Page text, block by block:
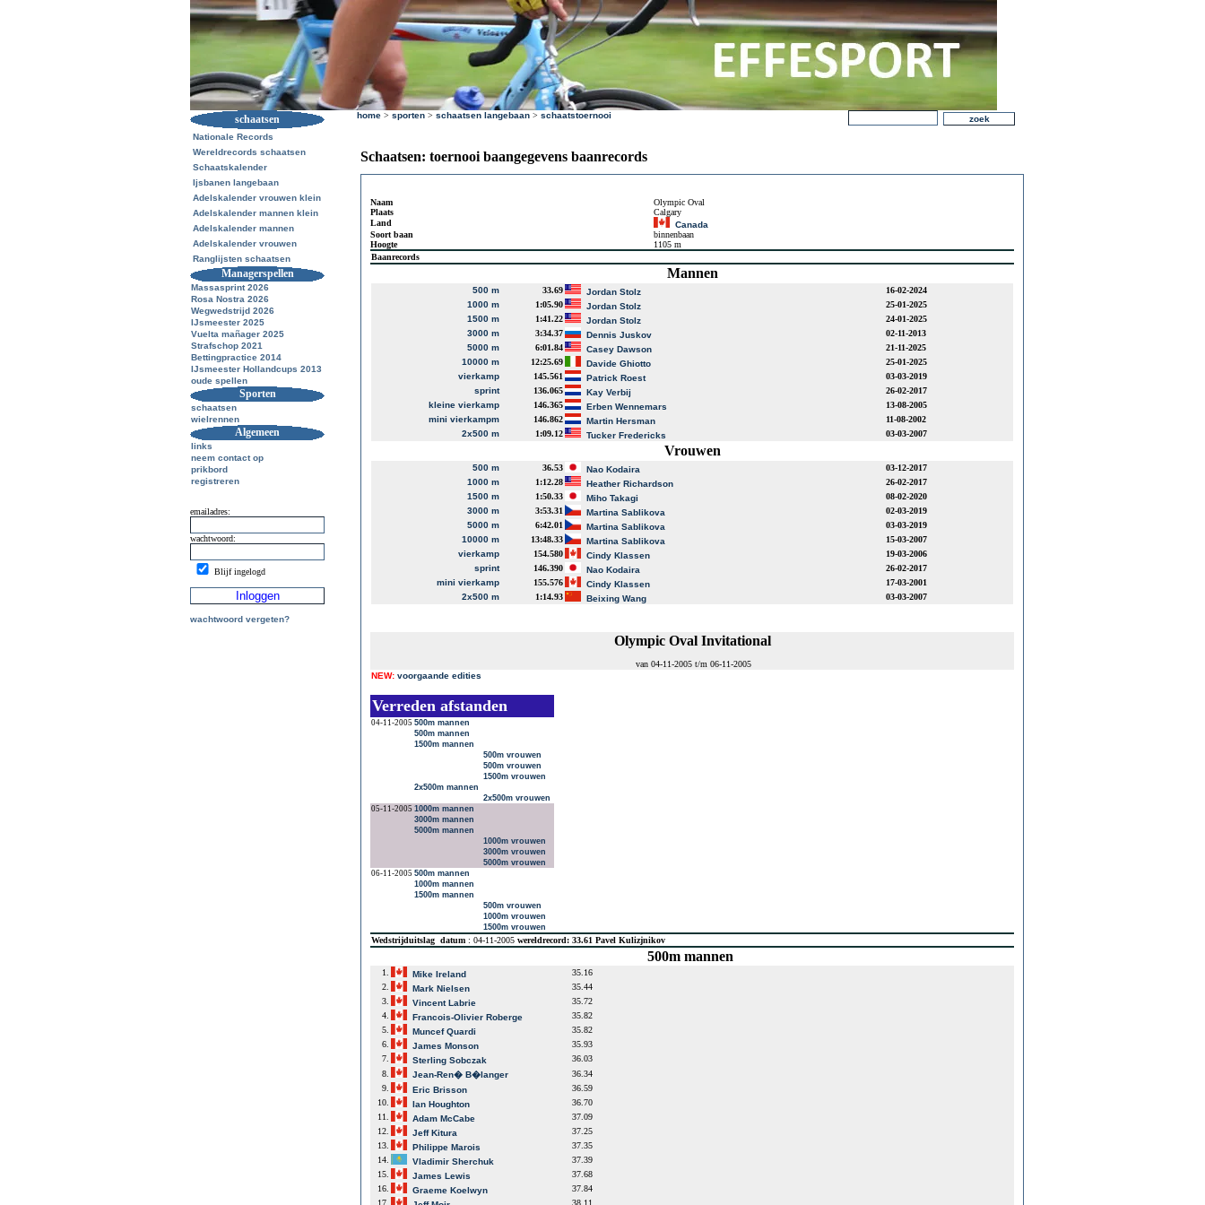
schaatsen
Nationale Records
Wereldrecords schaatsen
Schaatskalender
Ijsbanen langebaan
Adelskalender vrouwen klein
Adelskalender mannen klein
Adelskalender mannen
Adelskalender vrouwen
Ranglijsten schaatsen
Managerspellen
Massasprint 2026
Rosa Nostra 2026
Wegwedstrijd 2026
IJsmeester 2025
Vuelta mañager 2025
Strafschop 2021
Bettingpractice 2014
IJsmeester Hollandcups 2013
oude spellen
Sporten
schaatsen
wielrennen
Algemeen
links
neem contact op
prikbord
registreren
emailadres:
wachtwoord:
Blijf ingelogd
wachtwoord vergeten?
home > sporten > schaatsen langebaan > schaatstoernooi
Schaatsen: toernooi baangegevens baanrecords
Naam
Olympic Oval
Plaats
Calgary
Land
Canada
Soort baan
binnenbaan
Hoogte
1105 m
Baanrecords
Mannen
500 m 33.69 Jordan Stolz
16-02-2024
1000 m
1:05.90 Jordan Stolz
25-01-2025
1500 m
1:41.22 Jordan Stolz
24-01-2025
3000 m
3:34.37 Dennis Juskov
02-11-2013
5000 m
6:01.84 Casey Dawson
21-11-2025
10000 m
12:25.69 Davide Ghiotto
25-01-2025
vierkamp
145.561 Patrick Roest
03-03-2019
sprint
136.065 Kay Verbij
26-02-2017
kleine vierkamp
146.365 Erben Wennemars
13-08-2005
mini vierkampm
146.862 Martin Hersman
11-08-2002
2x500 m
1:09.12 Tucker Fredericks 03-03-2007
Vrouwen
500 m 36.53 Nao Kodaira
03-12-2017
1000 m
1:12.28 Heather Richardson
26-02-2017
1500 m
1:50.33 Miho Takagi
08-02-2020
3000 m
3:53.31 Martina Sablikova
02-03-2019
5000 m
6:42.01 Martina Sablikova
03-03-2019
10000 m
13:48.33 Martina Sablikova
15-03-2007
vierkamp
154.580 Cindy Klassen
19-03-2006
sprint
146.390 Nao Kodaira
26-02-2017
mini vierkamp
155.576 Cindy Klassen
17-03-2001
2x500 m
1:14.93 Beixing Wang 03-03-2007
Olympic Oval Invitational
van 04-11-2005 t/m 06-11-2005
NEW: voorgaande edities
Verreden afstanden
04-11-2005 500m mannen
500m mannen
1500m mannen
500m vrouwen
500m vrouwen
1500m vrouwen
2x500m mannen
2x500m vrouwen
05-11-2005 1000m mannen
3000m mannen
5000m mannen
1000m vrouwen
3000m vrouwen
5000m vrouwen
06-11-2005 500m mannen
1000m mannen
1500m mannen
500m vrouwen
1000m vrouwen
1500m vrouwen
Wedstrijduitslag datum : 04-11-2005 wereldrecord: 33.61 Pavel Kulizjnikov
500m mannen
1. Mike Ireland
35.16
2.
Mark Nielsen
35.44
3.
Vincent Labrie
35.72
4.
Francois-Olivier Roberge
35.82
5.
Muncef Quardi
35.82
6.
James Monson
35.93
7.
Sterling Sobczak
36.03
8.
Jean-Ren� B�langer
36.34
9.
Eric Brisson
36.59
10.
Ian Houghton
36.70
11.
Adam McCabe
37.09
12.
Jeff Kitura
37.25
13.
Philippe Marois
37.35
14.
Vladimir Sherchuk
37.39
15.
James Lewis
37.68
16.
Graeme Koelwyn
37.84